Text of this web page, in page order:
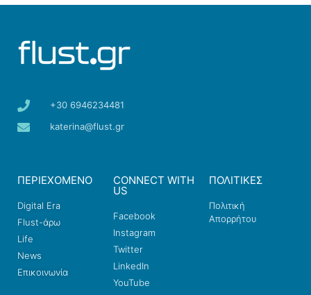
+30 6946234481
katerina@flust.gr
ΠΕΡΙΕΧΟΜΕΝΟ
Digital Era
Flust-άρω
Life
News
Επικοινωνία
CONNECT WITH
US
Facebook
Instagram
Twitter
LinkedIn
YouTube
ΠΟΛΙΤΙΚΕΣ
Πολιτική
Απορρήτου